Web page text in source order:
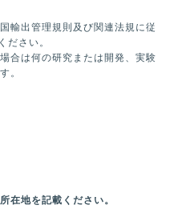
輸出管理規則及び関連法規に従
ださい。
合は何の研究または開発、実験
。
在地を記載ください。